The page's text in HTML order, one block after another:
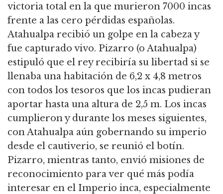
victoria total en la que murieron 7000 incas
frente a las cero pérdidas españolas.
Atahualpa recibió un golpe en la cabeza y
fue capturado vivo. Pizarro (o Atahualpa)
estipuló que el rey recibiría su libertad si se
llenaba una habitación de 6,2 x 4,8 metros
con todos los tesoros que los incas pudieran
aportar hasta una altura de 2,5 m. Los incas
cumplieron y durante los meses siguientes,
con Atahualpa aún gobernando su imperio
desde el cautiverio, se reunió el botín.
Pizarro, mientras tanto, envió misiones de
reconocimiento para ver qué más podía
interesar en el Imperio inca, especialmente